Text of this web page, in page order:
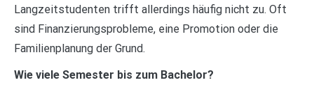
Langzeitstudenten trifft allerdings häufig nicht zu. Oft
sind Finanzierungsprobleme, eine Promotion oder die
Familienplanung der Grund.
Wie viele Semester bis zum Bachelor?